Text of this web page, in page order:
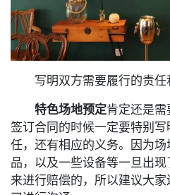
写明双方需要履行的责任
特色场地预定肯定还是需
签订合同的时候一定要特别
任，还有相应的义务。因为
品，以及一些设备等一旦出
来进行赔偿的，所以建议大